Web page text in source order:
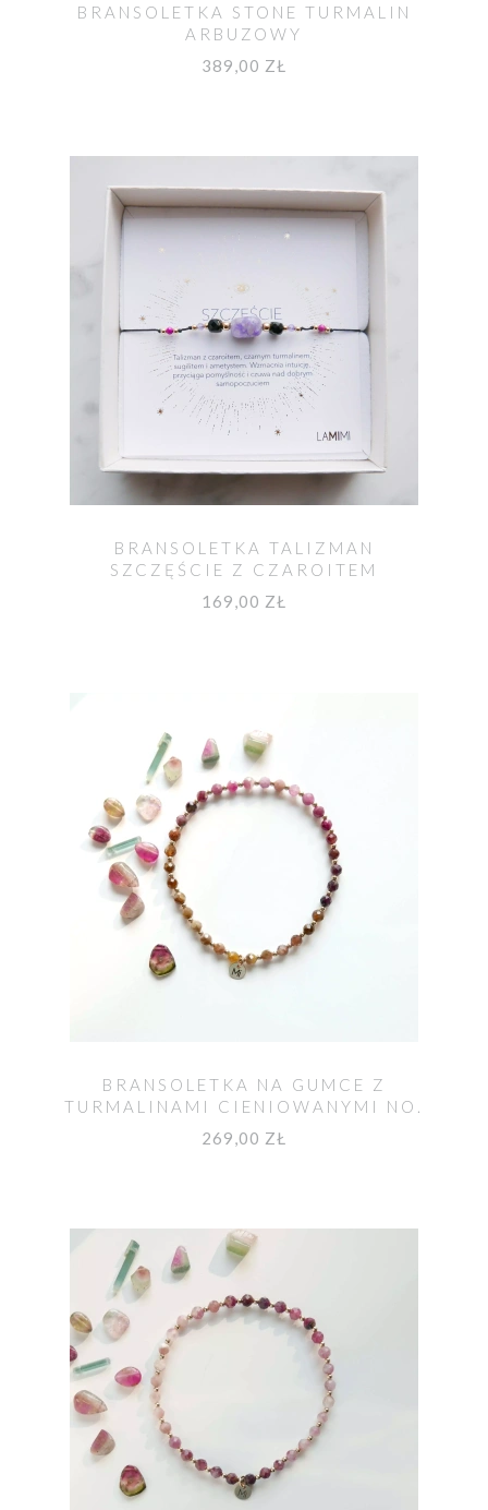
BRANSOLETKA STONE TURMALIN
ARBUZOWY
389,00 ZŁ
BRANSOLETKA TALIZMAN
SZCZĘŚCIE Z CZAROITEM
169,00 ZŁ
BRANSOLETKA NA GUMCE Z
TURMALINAMI CIENIOWANYMI NO.
589
269,00 ZŁ